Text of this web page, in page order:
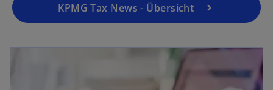
KPMG Tax News - Übersicht